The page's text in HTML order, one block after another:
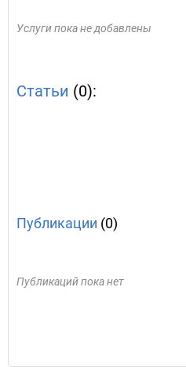
Услуги пока не добавлены
Статьи (0):
Публикации (0)
Публикаций пока нет